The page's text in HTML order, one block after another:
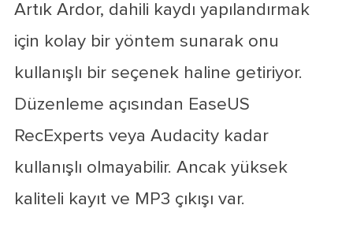
Artık Ardor, dahili kaydı yapılandırmak
için kolay bir yöntem sunarak onu
kullanışlı bir seçenek haline getiriyor.
Düzenleme açısından EaseUS
RecExperts veya Audacity kadar
kullanışlı olmayabilir. Ancak yüksek
kaliteli kayıt ve MP3 çıkışı var.